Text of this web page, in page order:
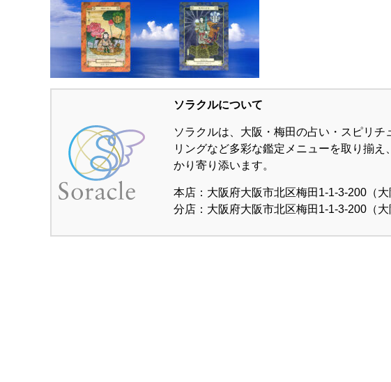
ソラクルについて
ソラクルは、大阪・梅田の占い・スピリ
リングなど多彩な鑑定メニューを取り揃
かり寄り添います。
本店：大阪府大阪市北区梅田1-1-3-200（大
分店：大阪府大阪市北区梅田1-1-3-200（大